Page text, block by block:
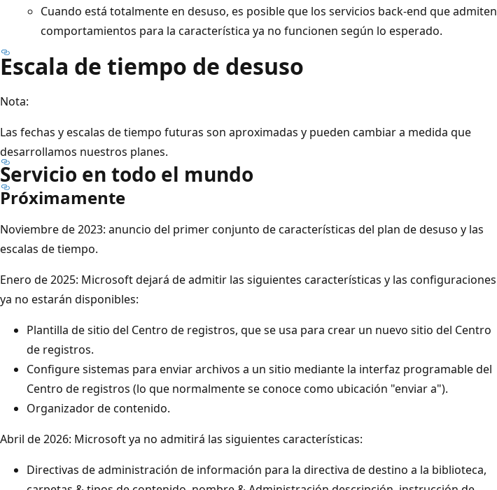
Cuando está totalmente en desuso, es posible que los servicios back-end que admiten
comportamientos para la característica ya no funcionen según lo esperado.
Escala de tiempo de desuso
Nota:
Las fechas y escalas de tiempo futuras son aproximadas y pueden cambiar a medida que
desarrollamos nuestros planes.
Servicio en todo el mundo
Próximamente
Noviembre de 2023: anuncio del primer conjunto de características del plan de desuso y las
escalas de tiempo.
Enero de 2025: Microsoft dejará de admitir las siguientes características y las configuraciones
ya no estarán disponibles:
Plantilla de sitio del Centro de registros, que se usa para crear un nuevo sitio del Centro
de registros.
Configure sistemas para enviar archivos a un sitio mediante la interfaz programable del
Centro de registros (lo que normalmente se conoce como ubicación "enviar a"). ​
Organizador de contenido.
Abril de 2026: Microsoft ya no admitirá las siguientes características:
Directivas de administración de información para la directiva de destino a la biblioteca,